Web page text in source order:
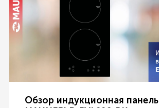
Обзор индукционная панель